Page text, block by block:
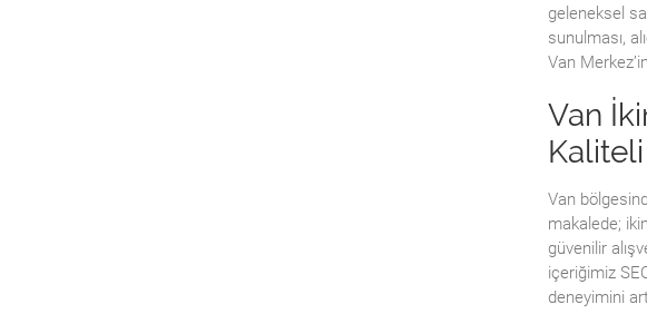
geleneksel
sunulması,
Van
Van
Van
makalede;
güvenilir
içeriğimiz
deneyimini